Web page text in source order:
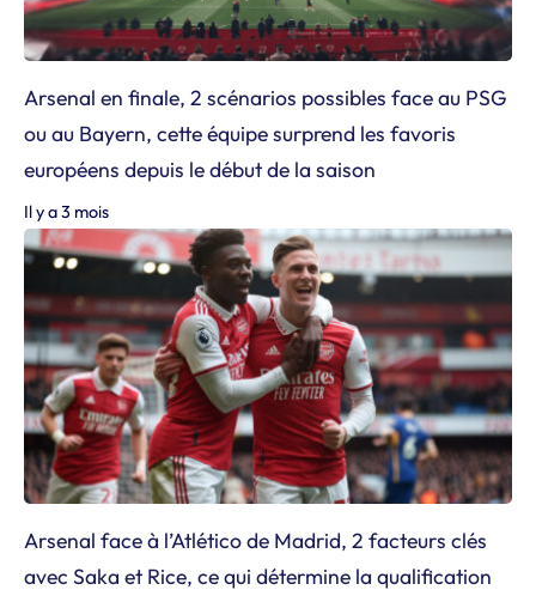
Arsenal en finale, 2 scénarios possibles face au PSG
ou au Bayern, cette équipe surprend les favoris
européens depuis le début de la saison
Il y a 3 mois
Arsenal face à l’Atlético de Madrid, 2 facteurs clés
avec Saka et Rice, ce qui détermine la qualification